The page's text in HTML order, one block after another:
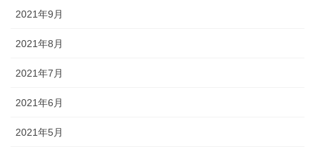
2021年9月
2021年8月
2021年7月
2021年6月
2021年5月